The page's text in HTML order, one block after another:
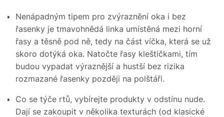
Nenápadným tipem pro zvýraznění oka i bez
řasenky je tmavohnědá linka umístěná mezi horní
řasy a těsně pod ně, tedy na část víčka, která se už
skoro dotýká oka. Natočte řasy kleštičkami, tím
budou vypadat výraznější a hustší bez rizika
rozmazané řasenky později na polštáři.
Co se týče rtů, vybírejte produkty v odstínu nude.
Dají se zakoupit v několika texturách (od klasické